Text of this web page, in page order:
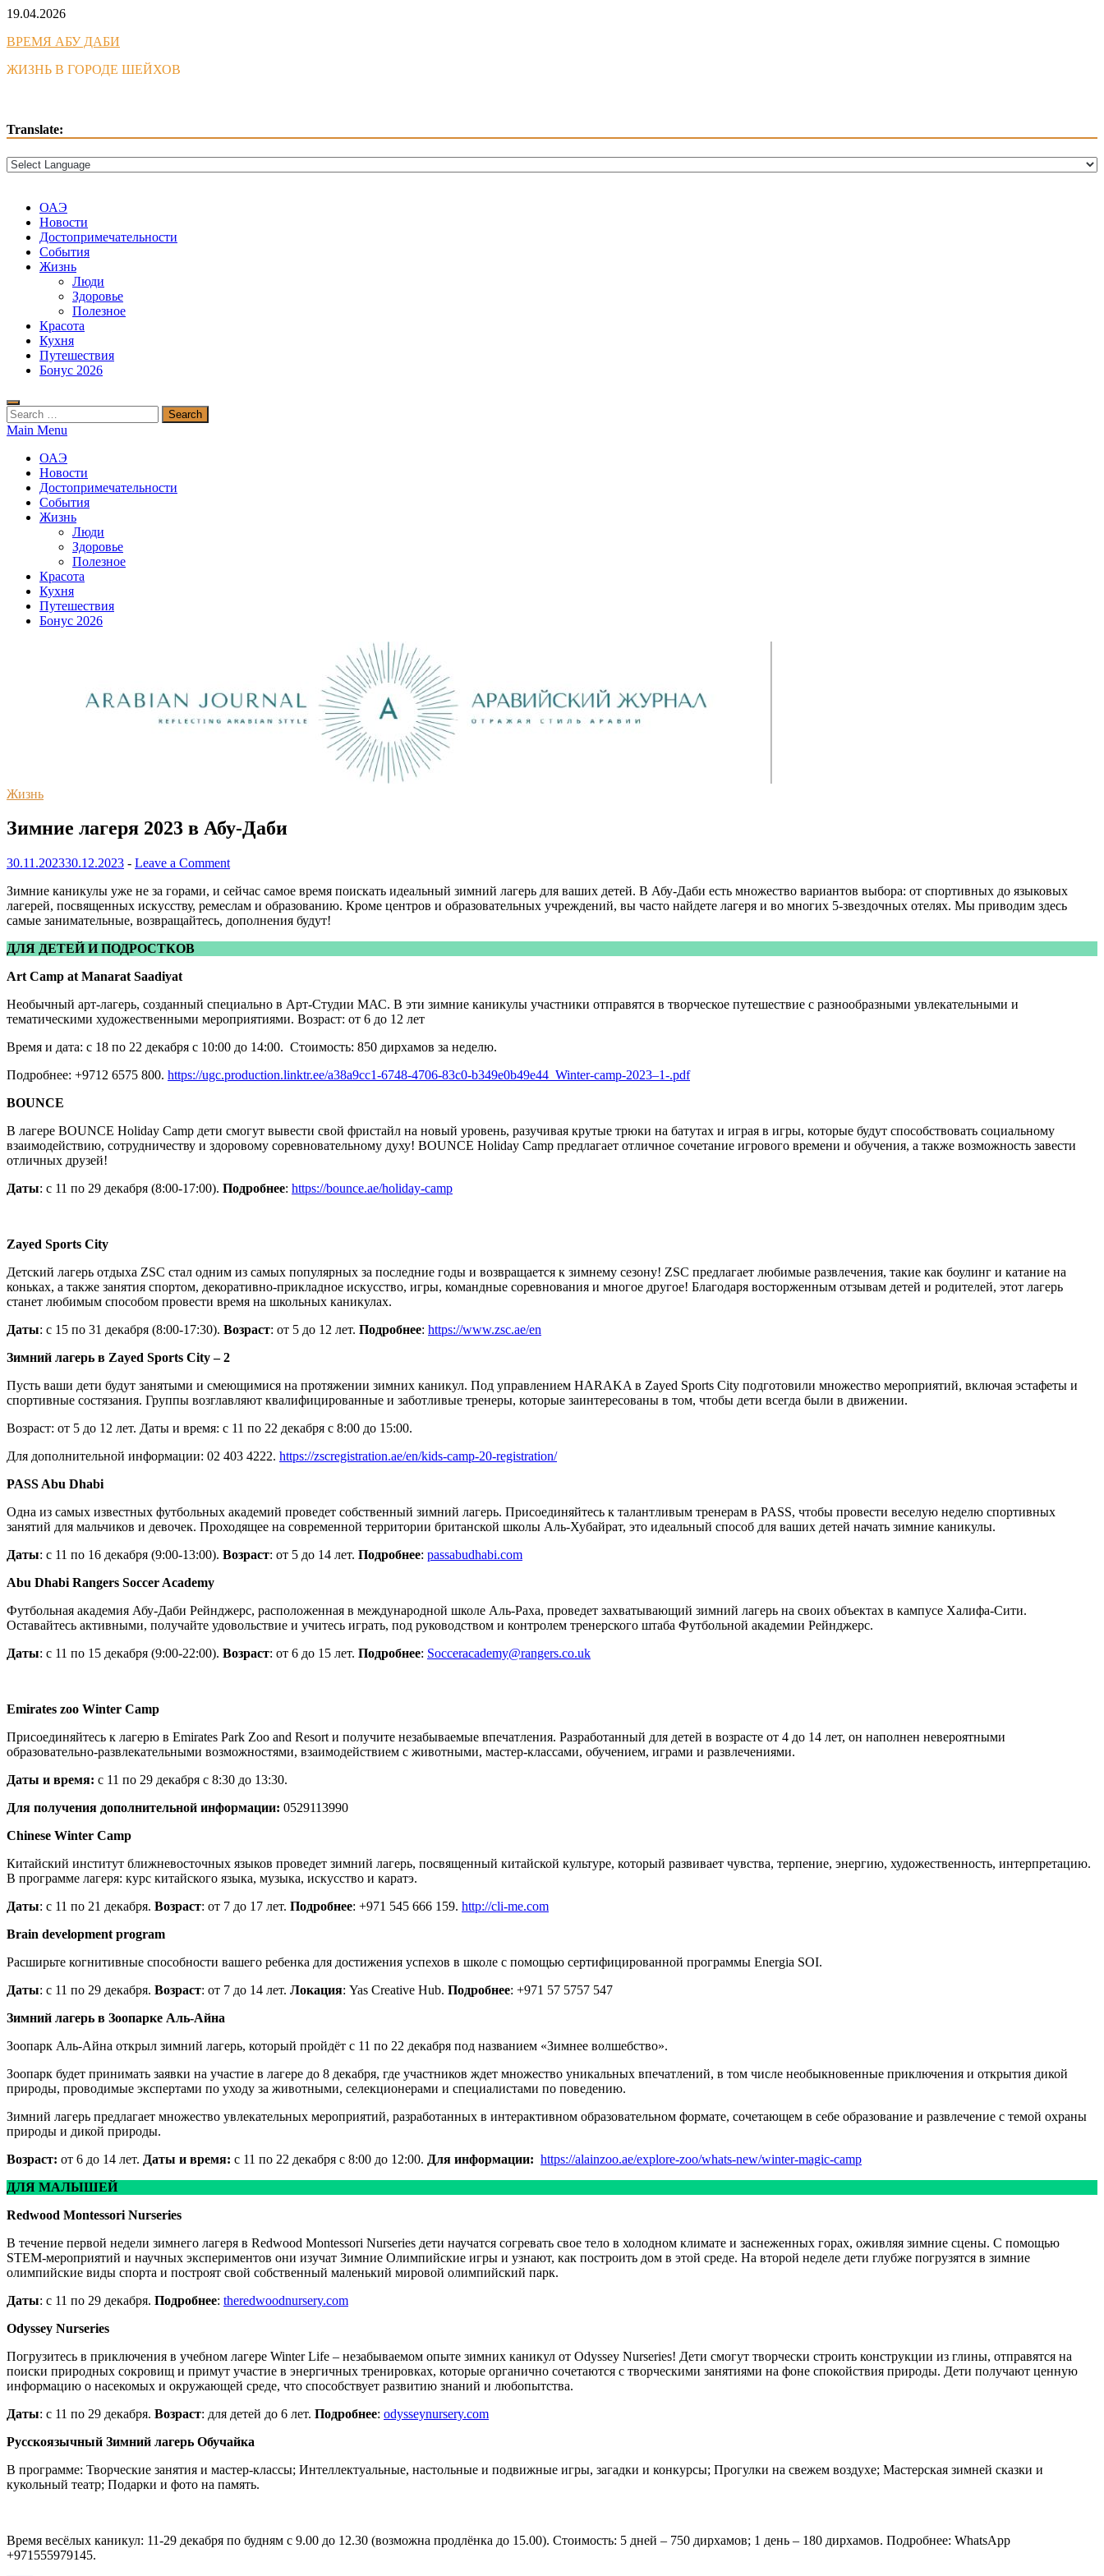
Skip
content
19.04.2026
ВРЕМЯ АБУ ДАБИ
ЖИЗНЬ В ГОРОДЕ ШЕЙХОВ
Translate:
ОАЭ
Новости
Достопримечательности
События
Жизнь
Люди
Здоровье
Полезное
Красота
Кухня
Путешествия
Бонус 2026
Search
for:
Main Menu
ОАЭ
Новости
Достопримечательности
События
Жизнь
Люди
Здоровье
Полезное
Красота
Кухня
Путешествия
Бонус 2026
Жизнь
Зимние лагеря 2023 в Абу-Даби
30.11.202330.12.2023 - Leave a Comment
Зимние каникулы уже не за горами, и сейчас самое время поискать идеальный зимний лагерь для ваших детей. В Абу-Даби есть множество вариантов выбора: от спортивных до языковых
лагерей, посвященных искусству, ремеслам и образованию. Кроме центров и образовательных учреждений, вы часто найдете лагеря и во многих 5-звездочных отелях. Мы приводим здесь
самые занимательные, возвращайтесь, дополнения будут!
ДЛЯ ДЕТЕЙ И ПОДРОСТКОВ
Art Camp at Manarat Saadiyat
Необычный арт-лагерь, созданный специально в Арт-Студии МАС. В эти зимние каникулы участники отправятся в творческое путешествие с разнообразными увлекательными и
тематическими художественными мероприятиями. Возраст: от 6 до 12 лет
Время и дата: с 18 по 22 декабря с 10:00 до 14:00. Стоимость: 850 дирхамов за неделю.
Подробнее: +9712 6575 800. https://ugc.production.linktr.ee/a38a9cc1-6748-4706-83c0-b349e0b49e44_Winter-camp-2023–1-.pdf
BOUNCE
В лагере BOUNCE Holiday Camp дети смогут вывести свой фристайл на новый уровень, разучивая крутые трюки на батутах и ​​играя в игры, которые будут способствовать социальному
взаимодействию, сотрудничеству и здоровому соревновательному духу! BOUNCE Holiday Camp предлагает отличное сочетание игрового времени и обучения, а также возможность завести
отличных друзей!
Даты: с 11 по 29 декабря (8:00-17:00). Подробнее: https://bounce.ae/holiday-camp
Zayed Sports City
Детский лагерь отдыха ZSC стал одним из самых популярных за последние годы и возвращается к зимнему сезону! ZSC предлагает любимые развлечения, такие как боулинг и катание на
коньках, а также занятия спортом, декоративно-прикладное искусство, игры, командные соревнования и многое другое! Благодаря восторженным отзывам детей и родителей, этот лагерь
станет любимым способом провести время на школьных каникулах.
Даты: с 15 по 31 декабря (8:00-17:30). Возраст: от 5 до 12 лет. Подробнее: https://www.zsc.ae/en
Зимний лагерь в Zayed Sports City – 2
Пусть ваши дети будут занятыми и смеющимися на протяжении зимних каникул. Под управлением HARAKA в Zayed Sports City подготовили множество мероприятий, включая эстафеты и
спортивные состязания. Группы возглавляют квалифицированные и заботливые тренеры, которые заинтересованы в том, чтобы дети всегда были в движении.
Возраст: от 5 до 12 лет. Даты и время: с 11 по 22 декабря с 8:00 до 15:00.
Для дополнительной информации: 02 403 4222. https://zscregistration.ae/en/kids-camp-20-registration/
PASS Abu Dhabi
Одна из самых известных футбольных академий проведет собственный зимний лагерь. Присоединяйтесь к талантливым тренерам в PASS, чтобы провести веселую неделю спортивных
занятий для мальчиков и девочек. Проходящее на современной территории британской школы Аль-Хубайрат, это идеальный способ для ваших детей начать зимние каникулы.
Даты: с 11 по 16 декабря (9:00-13:00). Возраст: от 5 до 14 лет. Подробнее: passabudhabi.com
Abu Dhabi Rangers Soccer Academy
Футбольная академия Абу-Даби Рейнджерс, расположенная в международной школе Аль-Раха, проведет захватывающий зимний лагерь на своих объектах в кампусе Халифа-Сити.
Оставайтесь активными, получайте удовольствие и учитесь играть, под руководством и контролем тренерского штаба Футбольной академии Рейнджерс.
Даты: с 11 по 15 декабря (9:00-22:00). Возраст: от 6 до 15 лет. Подробнее: Socceracademy@rangers.co.uk
Emirates zoo Winter Camp
Присоединяйтесь к лагерю в Emirates Park Zoo and Resort и получите незабываемые впечатления. Разработанный для детей в возрасте от 4 до 14 лет, он наполнен невероятными
образовательно-развлекательными возможностями, взаимодействием с животными, мастер-классами, обучением, играми и развлечениями.
Даты и время: с 11 по 29 декабря с 8:30 до 13:30.
Для получения дополнительной информации: 0529113990
Chinese Winter Camp
Китайский институт ближневосточных языков проведет зимний лагерь, посвященный китайской культуре, который развивает чувства, терпение, энергию, художественность, интерпретацию.
В программе лагеря: курс китайского языка, музыка, искусство и каратэ.
Даты: с 11 по 21 декабря. Возраст: от 7 до 17 лет. Подробнее: +971 545 666 159. http://cli-me.com
Brain development program
Расширьте когнитивные способности вашего ребенка для достижения успехов в школе с помощью сертифицированной программы Energia SOI.
Даты: с 11 по 29 декабря. Возраст: от 7 до 14 лет. Локация: Yas Creative Hub. Подробнее: +971 57 5757 547
Зимний лагерь в Зоопарке Аль-Айна
Зоопарк Аль-Айна открыл зимний лагерь, который пройдёт с 11 по 22 декабря под названием «Зимнее волшебство».
Зоопарк будет принимать заявки на участие в лагере до 8 декабря, где участников ждет множество уникальных впечатлений, в том числе необыкновенные приключения и открытия дикой
природы, проводимые экспертами по уходу за животными, селекционерами и специалистами по поведению.
Зимний лагерь предлагает множество увлекательных мероприятий, разработанных в интерактивном образовательном формате, сочетающем в себе образование и развлечение с темой охраны
природы и дикой природы.
Возраст: от 6 до 14 лет. Даты и время: с 11 по 22 декабря с 8:00 до 12:00. Для информации: https://alainzoo.ae/explore-zoo/whats-new/winter-magic-camp
ДЛЯ МАЛЫШЕЙ
Redwood Montessori Nurseries
В течение первой недели зимнего лагеря в Redwood Montessori Nurseries дети научатся согревать свое тело в холодном климате и заснеженных горах, оживляя зимние сцены. С помощью
STEM-мероприятий и научных экспериментов они изучат Зимние Олимпийские игры и узнают, как построить дом в этой среде. На второй неделе дети глубже погрузятся в зимние
олимпийские виды спорта и построят свой собственный маленький мировой олимпийский парк.
Даты: с 11 по 29 декабря. Подробнее: theredwoodnursery.com
Odyssey Nurseries
Погрузитесь в приключения в учебном лагере Winter Life – незабываемом опыте зимних каникул от Odyssey Nurseries! Дети смогут творчески строить конструкции из глины, отправятся на
поиски природных сокровищ и примут участие в энергичных тренировках, которые органично сочетаются с творческими занятиями на фоне спокойствия природы. Дети получают ценную
информацию о насекомых и окружающей среде, что способствует развитию знаний и любопытства.
Даты: с 11 по 29 декабря. Возраст: для детей до 6 лет. Подробнее: odysseynursery.com
Русскоязычный Зимний лагерь Обучайка
В программе: Творческие занятия и мастер-классы; Интеллектуальные, настольные и подвижные игры, загадки и конкурсы; Прогулки на свежем воздухе; Мастерская зимней сказки и
кукольный театр; Подарки и фото на память.
Время весёлых каникул: 11-29 декабря по будням с 9.00 до 12.30 (возможна продлёнка до 15.00). Стоимость: 5 дней – 750 дирхамов; 1 день – 180 дирхамов. Подробнее: WhatsApp
+971555979145.